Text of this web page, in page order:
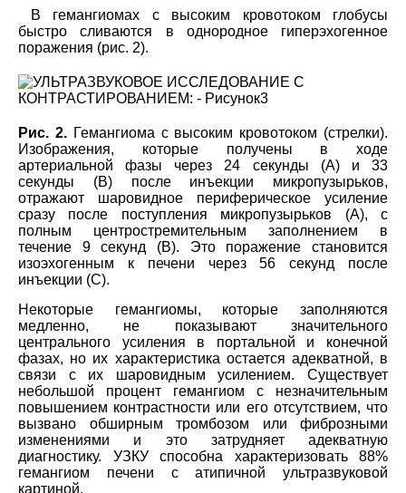
В гемангиомах с высоким кровотоком глобусы
быстро сливаются в однородное гиперэхогенное
поражения (рис. 2).
Рис. 2.Гемангиома с высоким кровотоком (стрелки).
Изображения, которые получены в ходе
артериальной фазы через 24 секунды (А) и 33
секунды (В) после инъекции микропузырьков,
отражают шаровидное периферическое усиление
сразу после поступления микропузырьков (А), с
полным центростремительным заполнением в
течение 9 секунд (B). Это поражение становится
изоэхогенным к печени через 56 секунд после
инъекции (С).
Некоторые гемангиомы, которые заполняются
медленно, не показывают значительного
центрального усиления в портальной и конечной
фазах, но их характеристика остается адекватной, в
связи с их шаровидным усилением. Существует
небольшой процент гемангиом с незначительным
повышением контрастности или его отсутствием, что
вызвано обширным тромбозом или фиброзными
изменениями и это затрудняет адекватную
диагностику. УЗКУ способна характеризовать 88%
гемангиом печени с атипичной ультразвуковой
картиной.